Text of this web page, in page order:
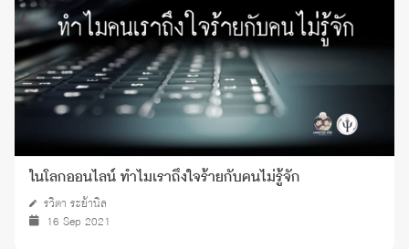
ในโลกออนไลน์ ทำไมเราถึงใจร้ายกับคนไม่รู้จัก
รวิตา ระย้านิล
16 Sep 2021